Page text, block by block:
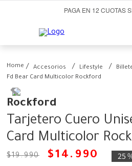
PAGA EN 12 CUOTAS
Accesorios Lifestyle
Fd Bear Card Multicolor Rockford
Rockford
Tarjetero Cuero
Card Multicolor
$19.990 $14 . 990 25